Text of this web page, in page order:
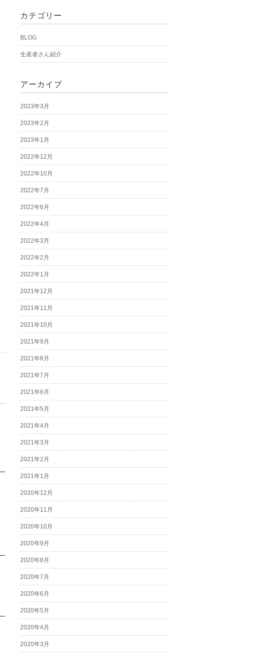
カテゴリー
BLOG
生産者さん紹介
アーカイブ
2023年3月
2023年2月
2023年1月
2022年12月
2022年10月
2022年7月
2022年6月
2022年4月
2022年3月
2022年2月
2022年1月
2021年12月
2021年11月
2021年10月
2021年9月
2021年8月
2021年7月
2021年6月
2021年5月
2021年4月
2021年3月
2021年2月
2021年1月
2020年12月
2020年11月
2020年10月
2020年9月
2020年8月
2020年7月
2020年6月
2020年5月
2020年4月
2020年3月